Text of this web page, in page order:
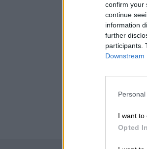
confirm your
continue
information
further
participants.
Downstream
I want to
Opted In